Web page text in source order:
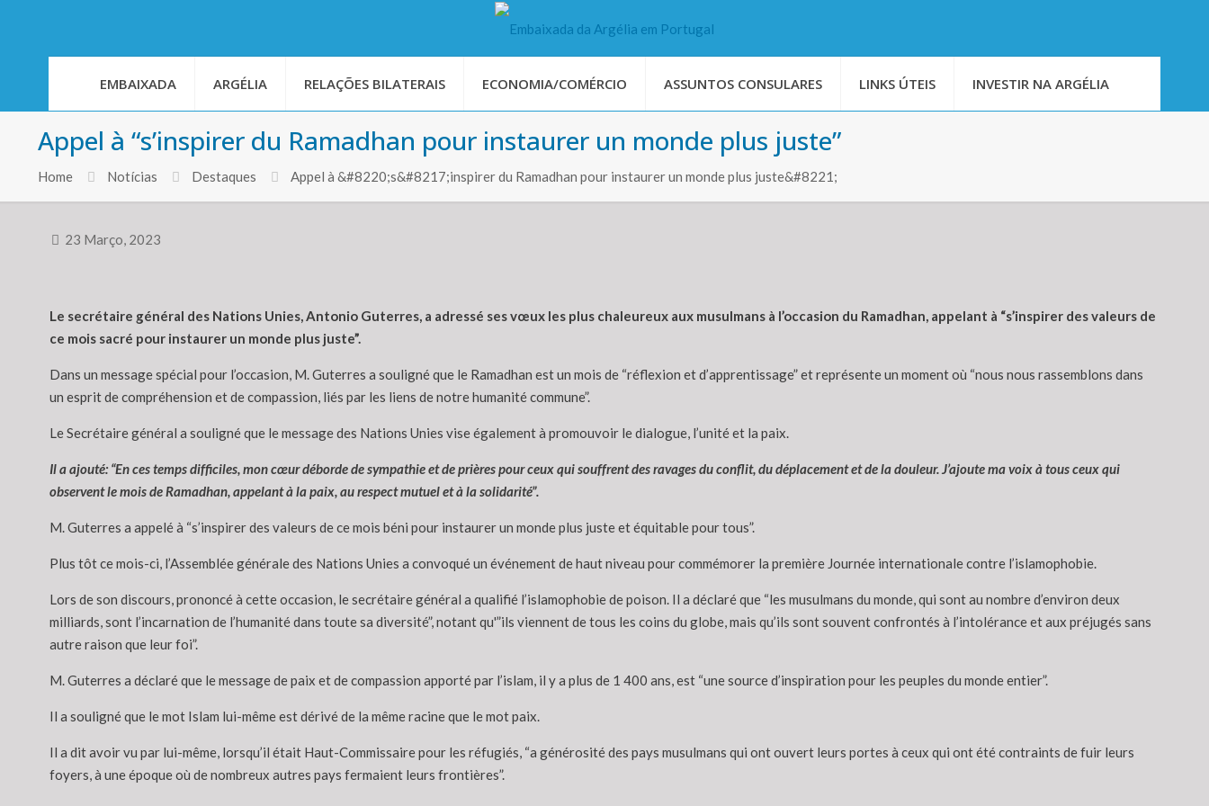
EMBAIXADA ARGÉLIA RELAÇÕES BILATERAIS ECONOMIA/COMÉRCIO ASSUNTOS CONSULARES LINKS ÚTEIS INVESTIR NA ARGÉLIA
Appel à “s’inspirer du Ramadhan pour instaurer un monde plus juste”
Home Notícias Destaques Appel à &#8220;s&#8217;inspirer du Ramadhan pour instaurer un monde plus juste&#8221;
23 Março, 2023
Le secrétaire général des Nations Unies, Antonio Guterres, a adressé ses vœux les plus chaleureux aux musulmans à l’occasion du Ramadhan, appelant à “s’inspirer des valeurs de
ce mois sacré pour instaurer un monde plus juste”.
Dans un message spécial pour l’occasion, M. Guterres a souligné que le Ramadhan est un mois de “réflexion et d’apprentissage” et représente un moment où “nous nous rassemblons dans
un esprit de compréhension et de compassion, liés par les liens de notre humanité commune”.
Le Secrétaire général a souligné que le message des Nations Unies vise également à promouvoir le dialogue, l’unité et la paix.
Il a ajouté: “En ces temps difficiles, mon cœur déborde de sympathie et de prières pour ceux qui souffrent des ravages du conflit, du déplacement et de la douleur. J’ajoute ma voix à tous ceux qui
observent le mois de Ramadhan, appelant à la paix, au respect mutuel et à la solidarité”.
M. Guterres a appelé à “s’inspirer des valeurs de ce mois béni pour instaurer un monde plus juste et équitable pour tous”.
Plus tôt ce mois-ci, l’Assemblée générale des Nations Unies a convoqué un événement de haut niveau pour commémorer la première Journée internationale contre l’islamophobie.
Lors de son discours, prononcé à cette occasion, le secrétaire général a qualifié l’islamophobie de poison. Il a déclaré que “les musulmans du monde, qui sont au nombre d’environ deux
milliards, sont l’incarnation de l’humanité dans toute sa diversité”, notant qu'”ils viennent de tous les coins du globe, mais qu’ils sont souvent confrontés à l’intolérance et aux préjugés sans
autre raison que leur foi”.
M. Guterres a déclaré que le message de paix et de compassion apporté par l’islam, il y a plus de 1 400 ans, est “une source d’inspiration pour les peuples du monde entier”.
Il a souligné que le mot Islam lui-même est dérivé de la même racine que le mot paix.
Il a dit avoir vu par lui-même, lorsqu’il était Haut-Commissaire pour les réfugiés, “a générosité des pays musulmans qui ont ouvert leurs portes à ceux qui ont été contraints de fuir leurs
foyers, à une époque où de nombreux autres pays fermaient leurs frontières”.